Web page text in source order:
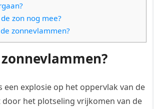
zon nog mee?
zonnevlammen?
een explosie op het oppervlak van de
het plotseling vrijkomen van de